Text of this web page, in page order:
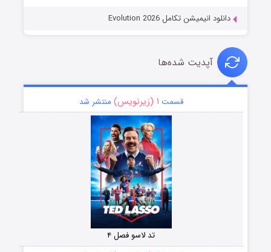
دانلود انیمیشن تکامل Evolution 2026
آپدیت شده‌ها
قسمت ۱ (زیرنویس) منتشر شد
تد لاسو فصل ۴